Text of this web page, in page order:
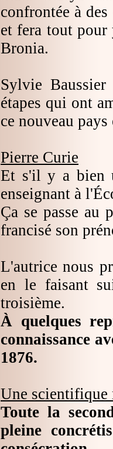
confrontée à
et fera tout pour
Bronia.
Sylvie
étapes qui ont
ce nouveau
Pierre Curie
Et s'il y a bien
enseignant à
Ça se passe au
francisé son
L'autrice nous
en le faisant
troisième.
À quelques
connaissance
1876.
Une scientifique
Toute la
pleine